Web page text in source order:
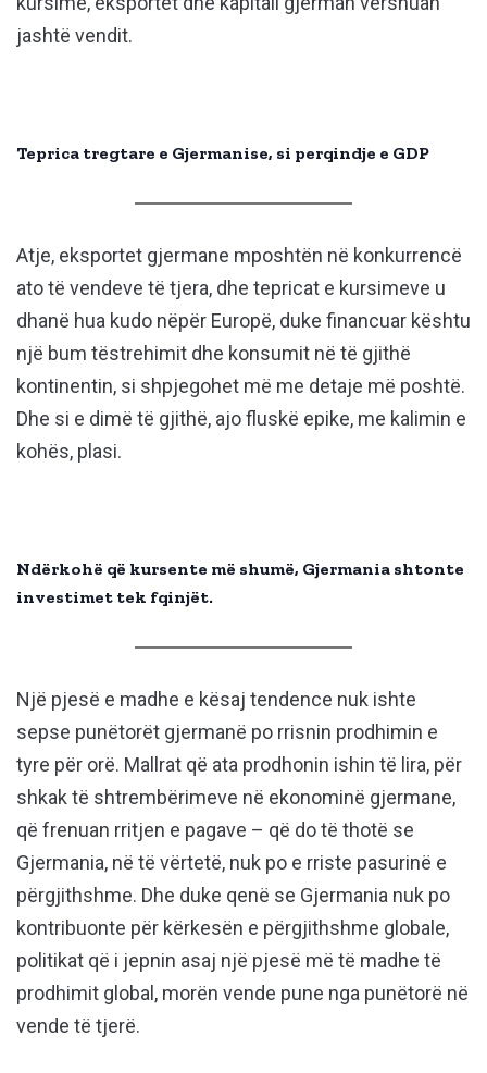
jashtë vendit.
Teprica tregtare e Gjermanise, si perqindje e GDP
Atje, eksportet gjermane mposhtën në konkurrencë
ato të vendeve të tjera, dhe tepricat e kursimeve u
dhanë hua kudo nëpër Europë, duke financuar kështu
një bum tëstrehimit dhe konsumit në të gjithë
kontinentin, si shpjegohet më me detaje më poshtë.
Dhe si e dimë të gjithë, ajo fluskë epike, me kalimin e
kohës, plasi.
Ndërkohë që kursente më shumë, Gjermania shtonte
investimet tek fqinjët.
Një pjesë e madhe e kësaj tendence nuk ishte
sepse punëtorët gjermanë po rrisnin prodhimin e
tyre për orë. Mallrat që ata prodhonin ishin të lira, për
shkak të shtrembërimeve në ekonominë gjermane,
që frenuan rritjen e pagave – që do të thotë se
Gjermania, në të vërtetë, nuk po e rriste pasurinë e
përgjithshme. Dhe duke qenë se Gjermania nuk po
kontribuonte për kërkesën e përgjithshme globale,
politikat që i jepnin asaj një pjesë më të madhe të
prodhimit global, morën vende pune nga punëtorë në
vende të tjerë.